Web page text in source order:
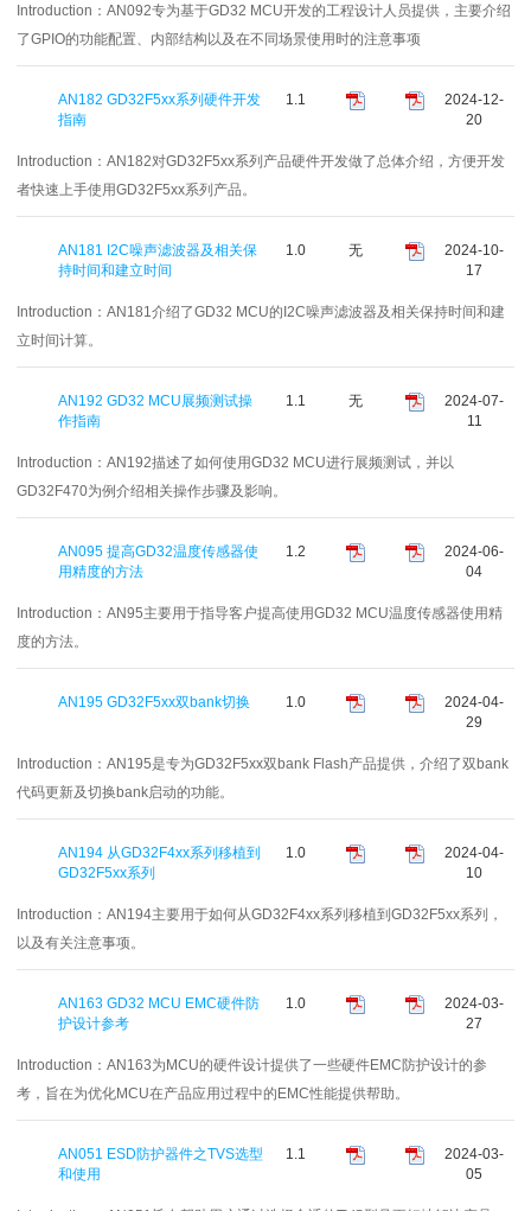
Introduction： AN092专为基于GD32 MCU开发的工程设计人员提供，主要介绍
了GPIO的功能配置、内部结构以及在不同场景使用时的注意事项
AN182 GD32F5xx系列硬件开发
指南
1.1
2024-12-
20
Introduction： AN182对GD32F5xx系列产品硬件开发做了总体介绍，方便开发
者快速上手使用GD32F5xx系列产品。
AN181 I2C噪声滤波器及相关保
持时间和建立时间
1.0 无
2024-10-
17
Introduction： AN181介绍了GD32 MCU的I2C噪声滤波器及相关保持时间和建
立时间计算。
AN192 GD32 MCU展频测试操
作指南
1.1 无
2024-07-
11
Introduction： AN192描述了如何使用GD32 MCU进行展频测试，并以
GD32F470为例介绍相关操作步骤及影响。
AN095 提高GD32温度传感器使
用精度的方法
1.2
2024-06-
04
Introduction： AN95主要用于指导客户提高使用GD32 MCU温度传感器使用精
度的方法。
AN195 GD32F5xx双bank切换 1.0
2024-04-
29
Introduction： AN195是专为GD32F5xx双bank Flash产品提供，介绍了双bank
代码更新及切换bank启动的功能。
AN194 从GD32F4xx系列移植到
GD32F5xx系列
1.0
2024-04-
10
Introduction： AN194主要用于如何从GD32F4xx系列移植到GD32F5xx系列，
以及有关注意事项。
AN163 GD32 MCU EMC硬件防
护设计参考
1.0
2024-03-
27
Introduction： AN163为MCU的硬件设计提供了一些硬件EMC防护设计的参
考，旨在为优化MCU在产品应用过程中的EMC性能提供帮助。
AN051 ESD防护器件之TVS选型
和使用
1.1
2024-03-
05